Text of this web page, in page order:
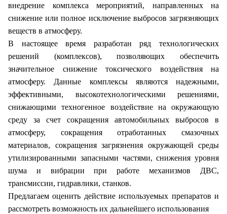
внедрение комплекса мероприятий, направленных на
снижение или полное исключение выбросов загрязняющих
веществ в атмосферу.
В настоящее время разработан ряд технологических
решений (комплексов), позволяющих обеспечить
значительное снижение токсического воздействия на
атмосферу. Данные комплексы являются надежными,
эффективными, высокотехнологическими решениями,
снижающими техногенное воздействие на окружающую
среду за счет сокращения автомобильных выбросов в
атмосферу, сокращения отработанных смазочных
материалов, сокращения загрязнения окружающей среды
утилизированными запасными частями, снижения уровня
шума и вибрации при работе механизмов ДВС,
трансмиссии, гидравлики, станков.
Предлагаем оценить действие используемых препаратов и
рассмотреть возможность их дальнейшего использования